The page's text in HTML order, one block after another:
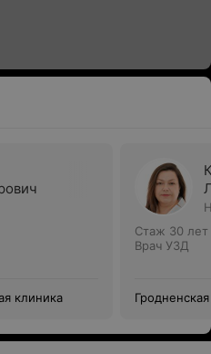
клиника
Стаж 30 лет
Врач УЗД